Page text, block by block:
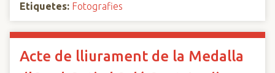
Etiquetes: Fotografies
Acte de lliurament de la Medalla